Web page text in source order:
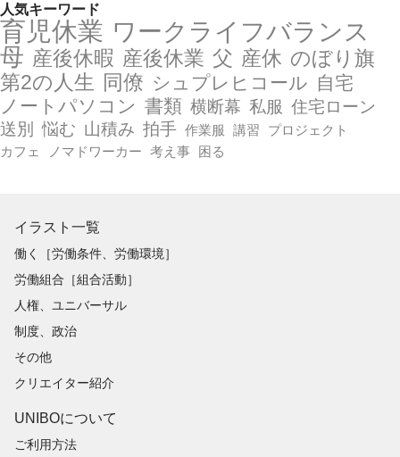
人気キーワード
育児休業 ワークライフバランス
母 産後休暇 産後休業 父 産休 のぼり旗
第2の人生 同僚 シュプレヒコール 自宅
ノートパソコン 書類 横断幕 私服 住宅ローン
送別
悩む 山積み 拍手 作業服 講習
プロジェクト
カフェ
ノマドワーカー 考え事 困る
イラスト一覧
働く［労働条件、労働環境］
労働組合［組合活動］
人権、ユニバーサル
制度、政治
その他
クリエイター紹介
UNIBOについて
ご利用方法